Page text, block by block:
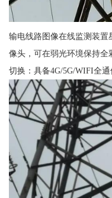
输电线路图像在线监测装
像头，可在弱光环境保持全
切换：具备4G/5G/WIFI全